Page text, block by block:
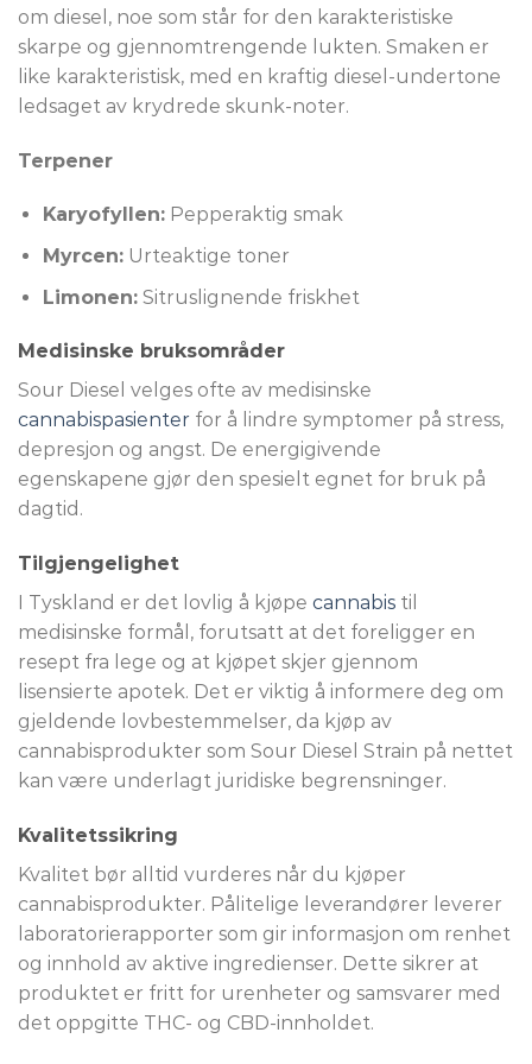
om diesel, noe som står for den karakteristiske
skarpe og gjennomtrengende lukten. Smaken er
like karakteristisk, med en kraftig diesel-undertone
ledsaget av krydrede skunk-noter.
Terpener
Karyofyllen:Pepperaktig smak
Myrcen:Urteaktige toner
Limonen:Sitruslignende friskhet
Medisinske bruksområder
Sour Diesel velges ofte av medisinske
cannabispasienter for å lindre symptomer på stress,
depresjon og angst. De energigivende
egenskapene gjør den spesielt egnet for bruk på
dagtid.
Tilgjengelighet
I Tyskland er det lovlig å kjøpe cannabis til
medisinske formål, forutsatt at det foreligger en
resept fra lege og at kjøpet skjer gjennom
lisensierte apotek. Det er viktig å informere deg om
gjeldende lovbestemmelser, da kjøp av
cannabisprodukter som Sour Diesel Strain på nettet
kan være underlagt juridiske begrensninger.
Kvalitetssikring
Kvalitet bør alltid vurderes når du kjøper
cannabisprodukter. Pålitelige leverandører leverer
laboratorierapporter som gir informasjon om renhet
og innhold av aktive ingredienser. Dette sikrer at
produktet er fritt for urenheter og samsvarer med
det oppgitte THC- og CBD-innholdet.